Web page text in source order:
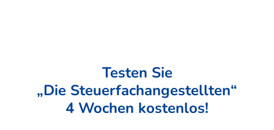
Testen Sie
„Die Steuer­fach­ange­stellten“
4 Wochen kosten­los!